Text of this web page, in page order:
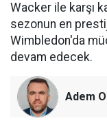
Wacker ile karşı
sezonun en
Wimbledon'da
devam edecek.
Adem